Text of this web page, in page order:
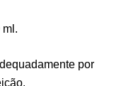
ml.
por
Ostrovit